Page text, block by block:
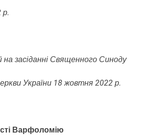
р.
засіданні Священного Синоду
України 18 жовтня 2022 р.
Варфоломію